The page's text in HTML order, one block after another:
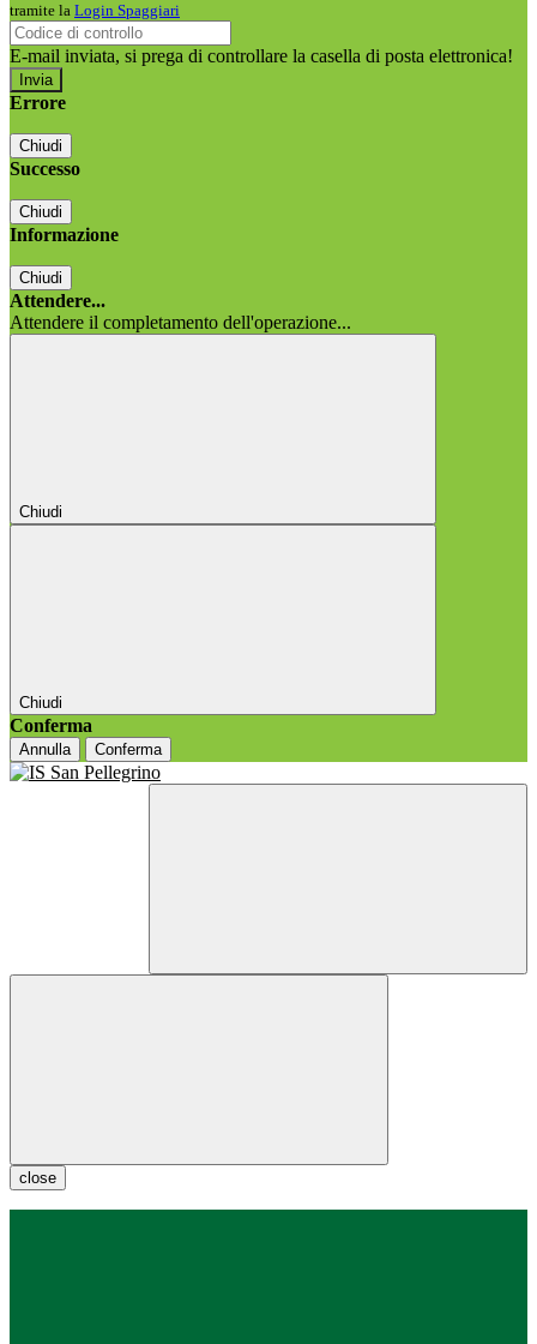
tramite la Login Spaggiari
E-mail inviata, si prega di controllare la casella di posta elettronica!
Errore
Chiudi
Successo
Chiudi
Informazione
Chiudi
Attendere...
Attendere il completamento dell'operazione...
Chiudi
Chiudi
Conferma
Annulla Conferma
close